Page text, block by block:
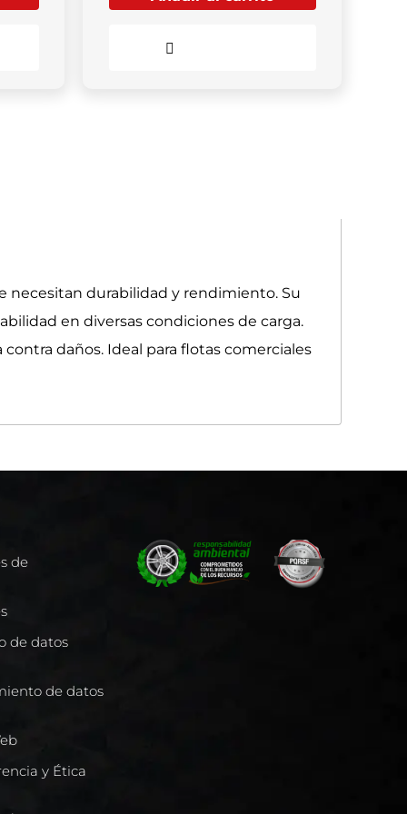
necesitan durabilidad y rendimiento. Su
en diversas condiciones de carga.
daños. Ideal para flotas comerciales
de
de datos
de datos
y Ética